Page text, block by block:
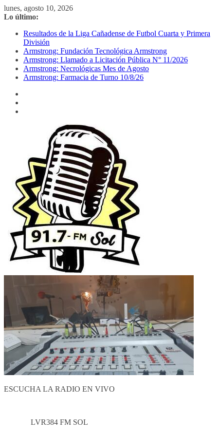
Saltar
al
lunes, agosto 10, 2026
Lo último:
Resultados de la Liga Cañadense de Futbol Cuarta y Primera
División
Armstrong: Fundación Tecnológica Armstrong
Armstrong: Llamado a Licitación Pública N° 11/2026
Armstrong: Necrológicas Mes de Agosto
Armstrong: Farmacia de Turno 10/8/26
ESCUCHA LA RADIO EN VIVO
LVR384 FM SOL